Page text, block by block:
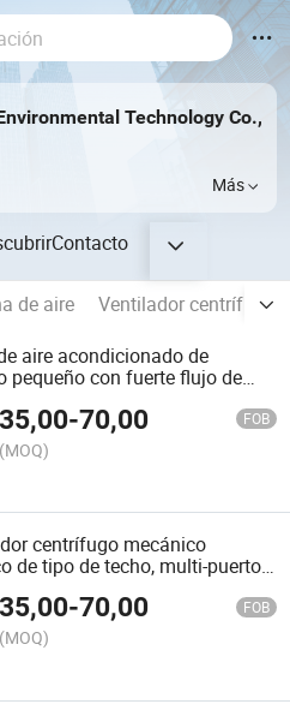
Technology Co.,
Más
Contacto
de aire
Ventilador centrífugo
aire acondicionado de
pequeño con fuerte flujo de
de aire fresco, ventilador de
centrífugo de múltiples
35,00-70,00 FOB
(MOQ)
centrífugo mecánico
de tipo de techo, multi-puerto,
a precio mayorista,
y súper silencioso
35,00-70,00 FOB
(MOQ)